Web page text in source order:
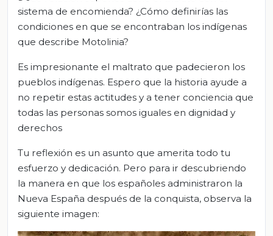
sistema de encomienda? ¿Cómo definirías las
condiciones en que se encontraban los indígenas
que describe Motolinia?
Es impresionante el maltrato que padecieron los
pueblos indígenas. Espero que la historia ayude a
no repetir estas actitudes y a tener conciencia que
todas las personas somos iguales en dignidad y
derechos
Tu reflexión es un asunto que amerita todo tu
esfuerzo y dedicación. Pero para ir descubriendo
la manera en que los españoles administraron la
Nueva España después de la conquista, observa la
siguiente imagen: